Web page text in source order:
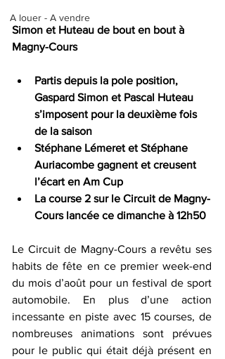
A louer - A vendre
Simon et Huteau de bout en bout à
Magny-Cours
Partis depuis la pole position,
Gaspard Simon et Pascal Huteau
s’imposent pour la deuxième fois
de la saison
Stéphane Lémeret et Stéphane
Auriacombe gagnent et creusent
l’écart en Am Cup
La course 2 sur le Circuit de Magny-
Cours lancée ce dimanche à 12h50
Le Circuit de Magny-Cours a revêtu ses
habits de fête en ce premier week-end
du mois d’août pour un festival de sport
automobile. En plus d’une action
incessante en piste avec 15 courses, de
nombreuses animations sont prévues
pour le public qui était déjà présent en